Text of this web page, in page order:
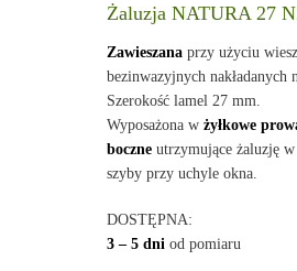
Żaluzja NATURA 27
Zawieszanaprzy użyciu
bezinwazyjnych nakładanych
Szerokość lamel 27 mm.
Wyposażona w żyłkowe
boczneutrzymujące żaluzję w
szyby przy uchyle okna.
DOSTĘPNA:
3 – 5 dni od pomiaru